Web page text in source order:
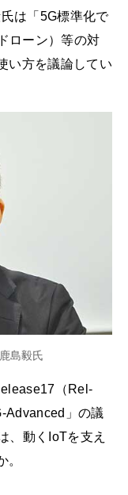
は「5G標準化で
ローン）等の対
い方を議論してい
島毅氏
（Rel-
Advanced」の議
、動くIoTを支え
。